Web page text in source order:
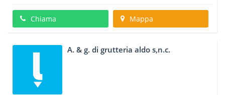
Chiama Mappa
A. & g. di grutteria aldo s,n.c.